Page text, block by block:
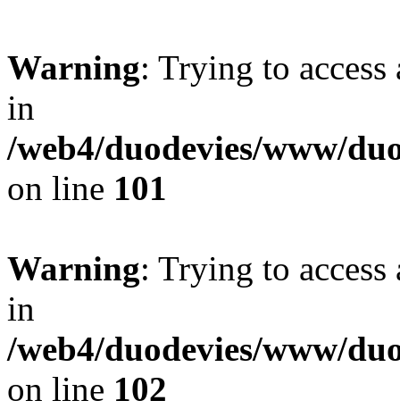
Warning: Trying to
in
/web4/duodevies/www/
on line 101
Warning: Trying to
in
/web4/duodevies/www/
on line 102